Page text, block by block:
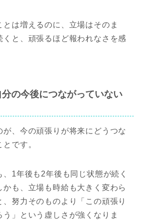
とは増えるのに、立場はそのま
くと、頑張るほど報われなさを感
の今後につながっていない
が、今の頑張りが将来にどうつな
です。
1年後も2年後も同じ状態が続く
も、立場も時給も大きく変わら
努力そのものより「この頑張り
」という虚しさが強くなりま